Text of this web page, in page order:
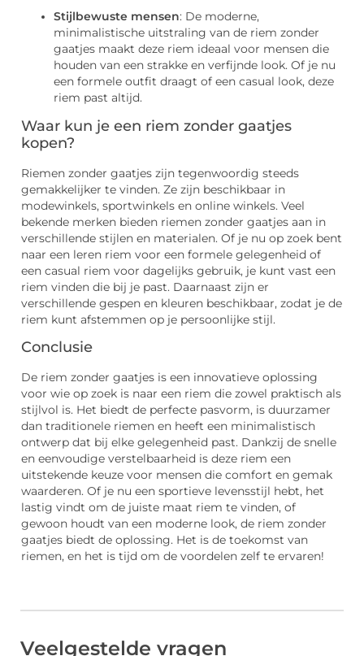
Stijlbewuste mensen: De moderne,
minimalistische uitstraling van de riem zonder
gaatjes maakt deze riem ideaal voor mensen die
houden van een strakke en verfijnde look. Of je nu
een formele outfit draagt of een casual look, deze
riem past altijd.
Waar kun je een riem zonder gaatjes
kopen?
Riemen zonder gaatjes zijn tegenwoordig steeds
gemakkelijker te vinden. Ze zijn beschikbaar in
modewinkels, sportwinkels en online winkels. Veel
bekende merken bieden riemen zonder gaatjes aan in
verschillende stijlen en materialen. Of je nu op zoek bent
naar een leren riem voor een formele gelegenheid of
een casual riem voor dagelijks gebruik, je kunt vast een
riem vinden die bij je past. Daarnaast zijn er
verschillende gespen en kleuren beschikbaar, zodat je de
riem kunt afstemmen op je persoonlijke stijl.
Conclusie
De riem zonder gaatjes is een innovatieve oplossing
voor wie op zoek is naar een riem die zowel praktisch als
stijlvol is. Het biedt de perfecte pasvorm, is duurzamer
dan traditionele riemen en heeft een minimalistisch
ontwerp dat bij elke gelegenheid past. Dankzij de snelle
en eenvoudige verstelbaarheid is deze riem een
uitstekende keuze voor mensen die comfort en gemak
waarderen. Of je nu een sportieve levensstijl hebt, het
lastig vindt om de juiste maat riem te vinden, of
gewoon houdt van een moderne look, de riem zonder
gaatjes biedt de oplossing. Het is de toekomst van
riemen, en het is tijd om de voordelen zelf te ervaren!
Veelgestelde vragen